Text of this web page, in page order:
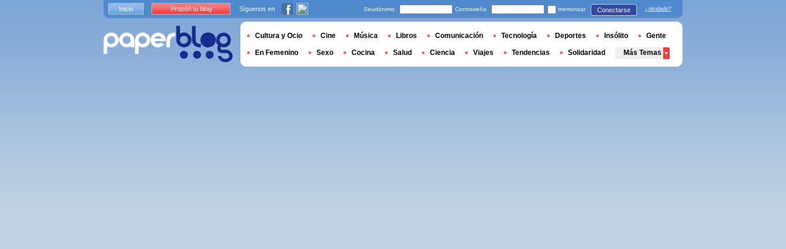
Inicio Propón tu blog Síguenos en Seudónimo Contraseña memorizar Conectarse ¿olvidado?
Cultura y Ocio Cine Música Libros Comunicación Tecnología Deportes Insólito Gente
En Femenino Sexo Cocina Salud Ciencia Viajes Tendencias Solidaridad Más Temas